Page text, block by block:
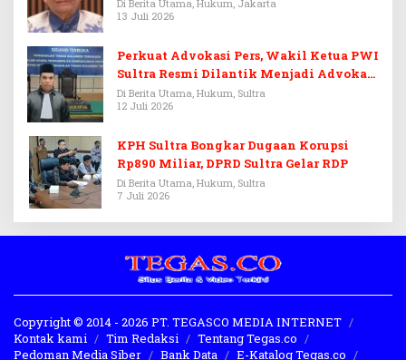
Di Berita Utama, Hukum, Jakarta
13 Juli 2026
Perkuat Advokasi Pers, Wakil Ketua PWI
Sultra Resmi Dilantik Menjadi Advokat
PERADI
Di Berita Utama, Hukum, Sultra
12 Juli 2026
KPH Sultra Bongkar Dugaan Korupsi
Rp890 Miliar, DPRD Sultra Gelar RDP
Di Berita Utama, Hukum, Sultra
7 Juli 2026
Copyright © 2014 - 2026 PT. TEGASCO MEDIA INTERNET
Kontak kami
Tim Redaksi
Tentang Tegas.co
Pedoman Media Siber
Bank Data E-Katalog Tegas.co